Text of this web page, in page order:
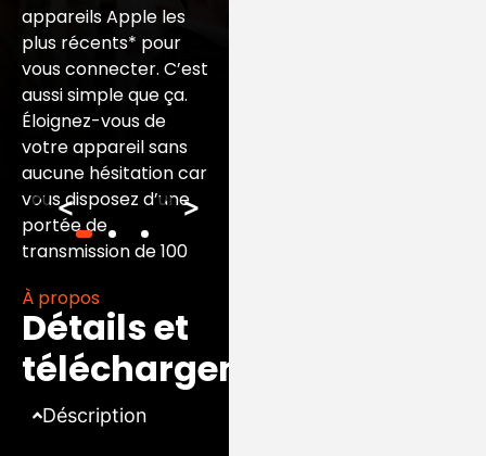
<
appareils Apple les
plus récents* pour
vous connecter. C’est
aussi simple que ça.
Éloignez-vous de
votre appareil sans
aucune hésitation car
vous disposez d’une
portée de
transmission de 100
avec l’iPhone 15
>
À propos
Détails et
téléchargements
Déscription